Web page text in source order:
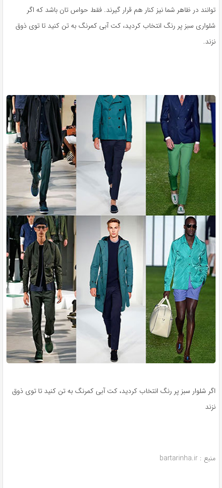
توانند در ظاهر شما نیز کنار هم قرار گیرند. فقط حواس تان باشد که اگر
شلواری سبز پر رنگ انتخاب کردید، کت آبی کمرنگ به تن کنید تا توی ذوق
نزند.
اگر شلوار سبز پر رنگ انتخاب کردید، کت آبی کمرنگ به تن کنید تا توی ذوق
نزند
منبع : bartarinha.ir